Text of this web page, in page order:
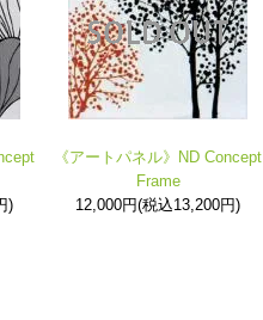
)
《アートパネル》ND Concept
Frame
12,000円(税込13,200円)